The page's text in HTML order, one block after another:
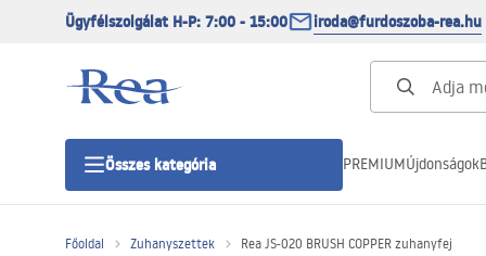
Ügyfélszolgálat H-P: 7:00 - 15:00 iroda@furdoszoba-rea.hu
Összes kategória PREMIUMÚjdonságok
Főoldal Zuhanyszettek Rea JS-020 BRUSH COPPER zuhanyfej